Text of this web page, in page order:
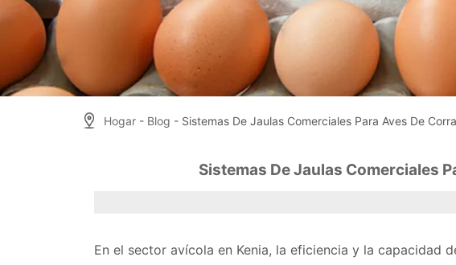
Hogar - Blog - Sistemas De Jaulas Comerciales Para Aves De
Sistemas De Jaulas Comerciales
En el sector avícola en Kenia, la eficiencia y la